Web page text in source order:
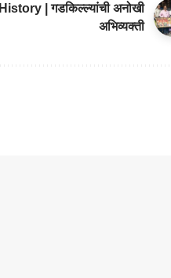
History | गडकिल्ल्यांची अनोखी
अभिव्यक्ती